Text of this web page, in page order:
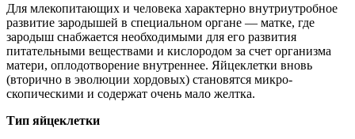
Для млекопитающих и человека характерно внутриутробное
раз­витие зародышей в специальном органе — матке, где
зародыш снаб­жается необходимыми для его развития
питательными веществами и кислородом за счет организма
матери, оплодотворение внутреннее. Яйцеклетки вновь
(вторично в эволюции хордовых) становятся микро­
скопическими и содержат очень мало желтка.
Тип яйцеклетки